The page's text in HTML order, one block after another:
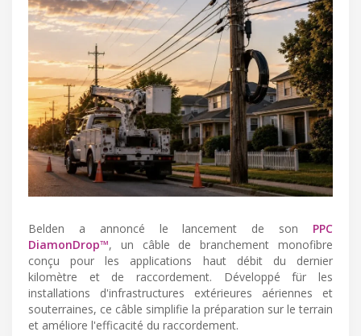
Belden a annoncé le lancement de son PPC
DiamonDrop™, un câble de branchement monofibre
conçu pour les applications haut débit du dernier
kilomètre et de raccordement. Développé für les
installations d'infrastructures extérieures aériennes et
souterraines, ce câble simplifie la préparation sur le terrain
et améliore l'efficacité du raccordement.